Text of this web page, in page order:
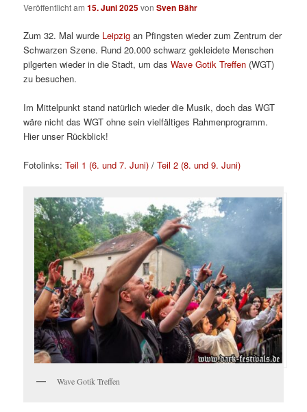
Veröffentlicht am15. Juni 2025vonSven Bähr
Zum 32. Mal wurde Leipzig an Pfingsten wieder zum Zentrum der
Schwarzen Szene. Rund 20.000 schwarz gekleidete Menschen
pilgerten wieder in die Stadt, um dasWave Gotik Treffen (WGT)
zu besuchen.
Im Mittelpunkt stand natürlich wieder die Musik, doch das WGT
wäre nicht das WGT ohne sein vielfältiges Rahmenprogramm.
Hier unser Rückblick!
Fotolinks:Teil 1 (6. und 7. Juni) /Teil 2 (8. und 9. Juni)
Wave Gotik Treffen